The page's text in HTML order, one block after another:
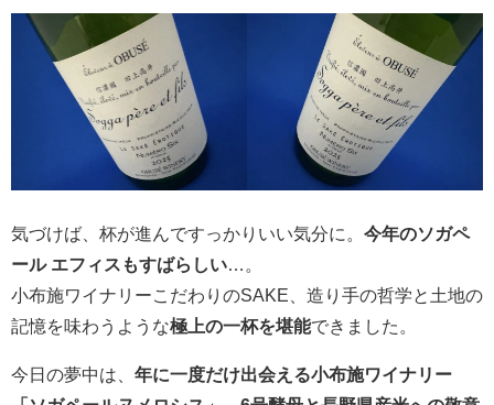
気づけば、杯が進んですっかりいい気分に。 今年のソガペ
ール エフィスもすばらしい…。
小布施ワイナリーこだわりのSAKE、造り手の哲学と土地の
記憶を味わうような極上の一杯を堪能できました。
今日の夢中は、 年に一度だけ出会える小布施ワイナリー